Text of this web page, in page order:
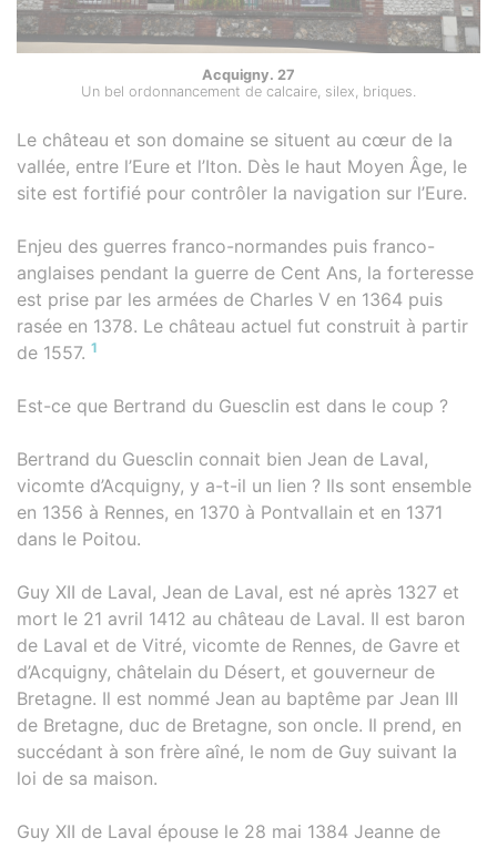
Acquigny. 27
Un bel ordonnancement de calcaire, silex, briques.
Le château et son domaine se situent au cœur de la
vallée, entre l’Eure et l’Iton. Dès le haut Moyen Âge, le
site est fortifié pour contrôler la navigation sur l’Eure.
Enjeu des guerres franco-normandes puis franco-
anglaises pendant la guerre de Cent Ans, la forteresse
est prise par les armées de Charles V en 1364 puis
rasée en 1378. Le château actuel fut construit à partir
de 1557. 1
Est-ce que Bertrand du Guesclin est dans le coup ?
Bertrand du Guesclin connait bien Jean de Laval,
vicomte d’Acquigny, y a-t-il un lien ? Ils sont ensemble
en 1356 à Rennes, en 1370 à Pontvallain et en 1371
dans le Poitou.
Guy XII de Laval, Jean de Laval, est né après 1327 et
mort le 21 avril 1412 au château de Laval. Il est baron
de Laval et de Vitré, vicomte de Rennes, de Gavre et
d’Acquigny, châtelain du Désert, et gouverneur de
Bretagne. Il est nommé Jean au baptême par Jean III
de Bretagne, duc de Bretagne, son oncle. Il prend, en
succédant à son frère aîné, le nom de Guy suivant la
loi de sa maison.
Guy XII de Laval épouse le 28 mai 1384 Jeanne de